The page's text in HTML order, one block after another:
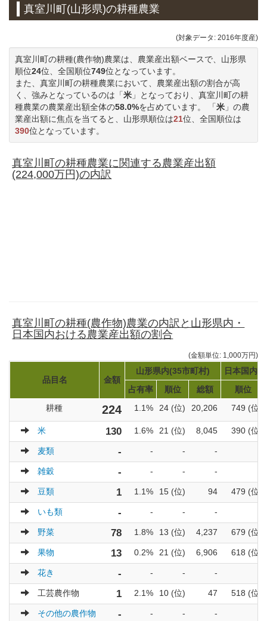
真室川町(山形県)の耕種農業
(対象データ: 2016年度産)
真室川町の耕種(農作物)農業は、農業産出額ベースで、山形県
順位24位、全国順位749位となっています。
また、真室川町の耕種農業において、農業産出額の割合が高
く、強みとなっているのは「米 」となっており、真室川町の耕
種農業の農業産出額全体の58.0%を占めています。 「米 」の農
業産出額に焦点を当てると、山形県順位は21位、全国順位は
390位となっています。
真室川町の耕種農業に関連する農業産出額
(224,000万円)の内訳
真室川町の耕種(農作物)農業の内訳と山形県内・
日本国内おける農業産出額の割合
(金額単位: 1,000万円)
品目名 金額
山形県内(35市町村)
日本国内
占有率
順位 総額
順位
耕種
224 1.1% 24 (位) 20,206 749 (位)
米 130 1.6% 21 (位) 8,045 390 (位)
麦類 - - - -
雑穀 - - - -
豆類 1 1.1% 15 (位) 94 479 (位)
いも類 - - - -
野菜 78 1.8% 13 (位) 4,237 679 (位)
果物 13 0.2% 21 (位) 6,906 618 (位)
花き - - - -
工芸農作物 1 2.1% 10 (位) 47 518 (位)
その他の農作物 - - - -